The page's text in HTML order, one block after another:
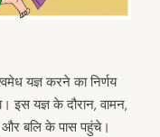
यज्ञ करने का निर्णय
इस यज्ञ के दौरान, वामन,
बलि के पास पहुंचे।